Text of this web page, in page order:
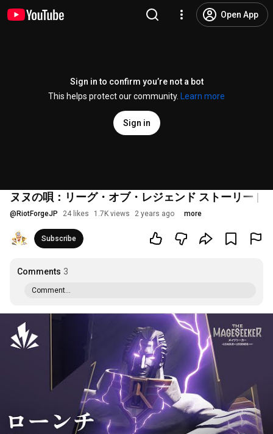
Open App
Sign in to confirm you’re not a bot
This helps protect our community.
Learn more
Sign in
ヌヌの唄：リーグ・オブ・レジェンド ストーリー |
@ RiotForgeJP 24 likes 1.7K views 2 years ago more
Subscribe
Comments 3
Comment...